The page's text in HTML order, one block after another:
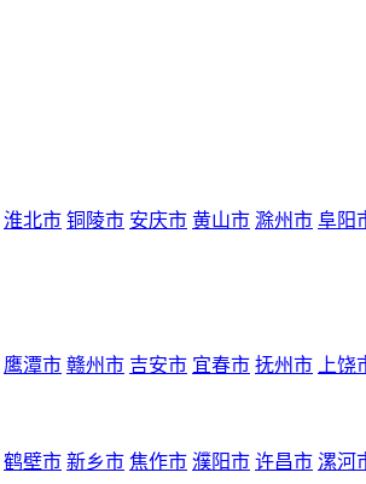
淮北市 铜陵市 安庆市 黄山市 滁州市 阜阳
鹰潭市 赣州市 吉安市 宜春市 抚州市 上饶
鹤壁市 新乡市 焦作市 濮阳市 许昌市 漯河